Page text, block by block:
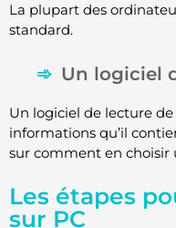
La plupart des
standard.
Un logiciel
Un logiciel de lecture
informations qu’il
sur comment en choisir
Les étapes
sur PC